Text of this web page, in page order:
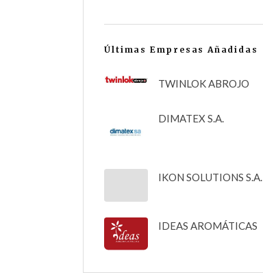
Últimas Empresas Añadidas
TWINLOK ABROJO
DIMATEX S.A.
IKON SOLUTIONS S.A.
IDEAS AROMÁTICAS